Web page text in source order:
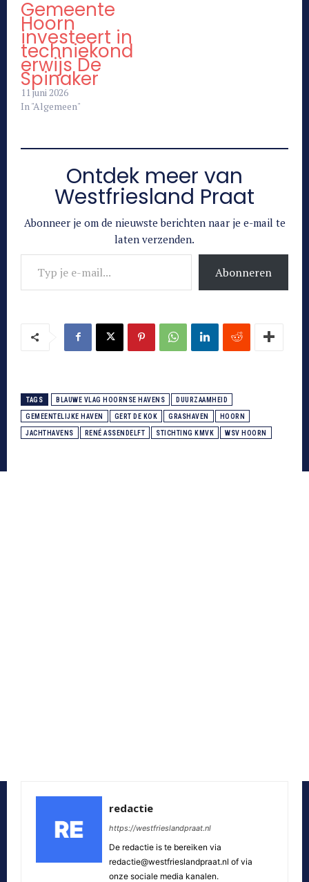
Gemeente
Hoorn
investeert in
techniekond
erwijs De
Spinaker
11 juni 2026
In "Algemeen"
Ontdek meer van
Westfriesland Praat
Abonneer je om de nieuwste berichten naar je e-mail te
laten verzenden.
Typ je e-mail...
Abonneren
TAGS BLAUWE VLAG HOORNSE HAVENS DUURZAAMHEID
GEMEENTELIJKE HAVEN GERT DE KOK GRASHAVEN HOORN
JACHTHAVENS RENÉ ASSENDELFT STICHTING KMVK WSV HOORN
redactie
https://westfrieslandpraat.nl
De redactie is te bereiken via
redactie@westfrieslandpraat.nl of via
onze sociale media kanalen.